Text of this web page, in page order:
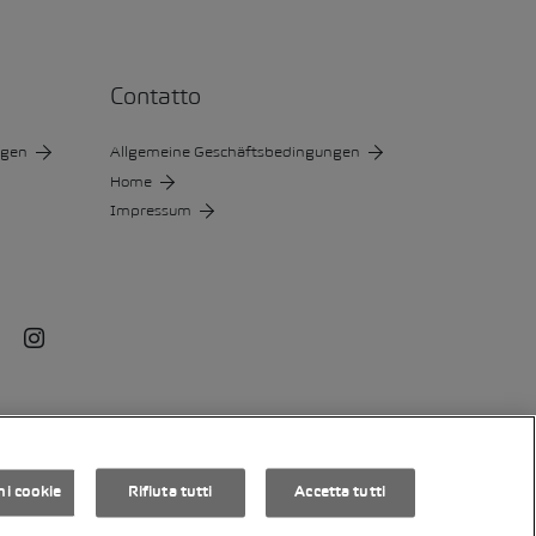
Contatto
Allgemeine Geschäftsbedingungen
Home
Impressum
Instagram
cookie Rifiuta tutti Accetta tutti